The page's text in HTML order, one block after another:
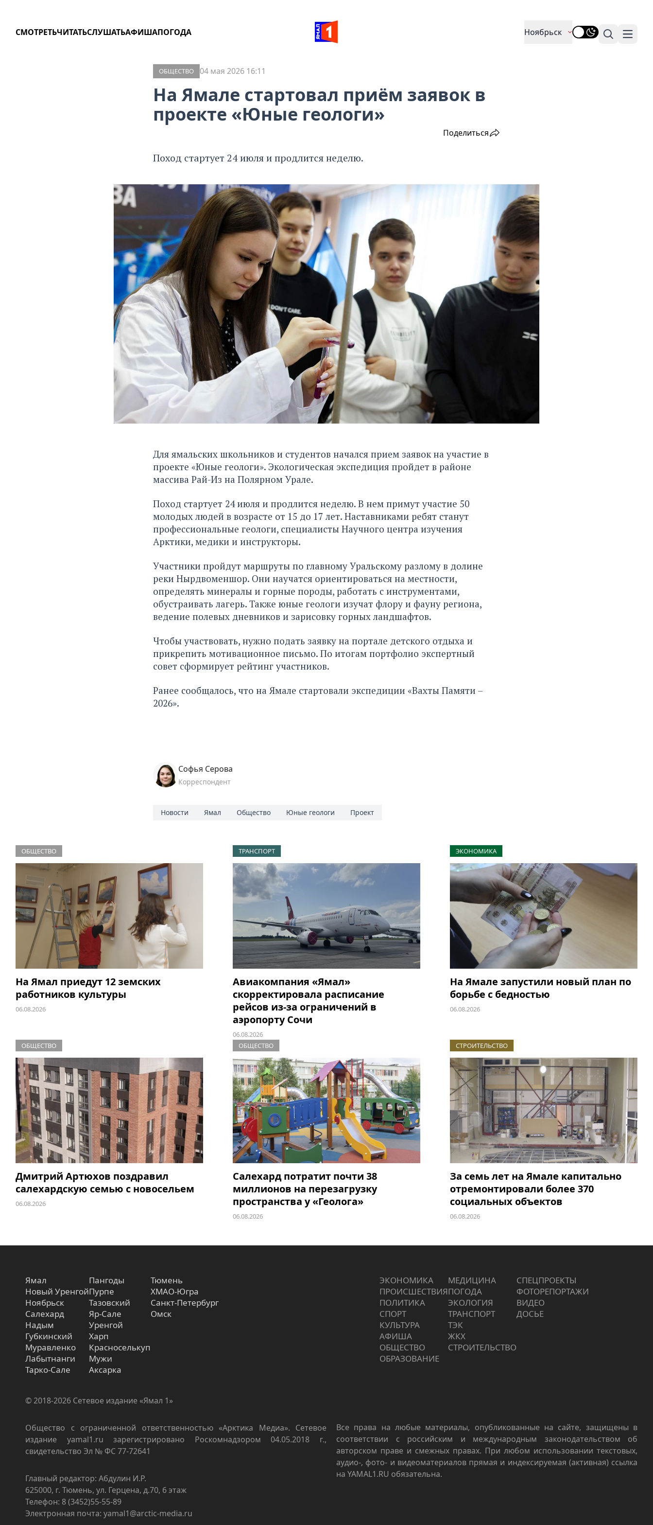
СМОТРЕТЬЧИТАТЬСЛУШАТЬАФИШАПОГОДА Ноябрьск
Поиск
ОБЩЕСТВО 04 мая 2026 16:11
На Ямале стартовал приём заявок в
проекте «Юные геологи»
Поделиться
Поход стартует 24 июля и продлится неделю.
Для ямальских школьников и студентов начался прием заявок на участие в
проекте «Юные геологи». Экологическая экспедиция пройдет в районе
массива Рай-Из на Полярном Урале.
Поход стартует 24 июля и продлится неделю. В нем примут участие 50
молодых людей в возрасте от 15 до 17 лет. Наставниками ребят станут
профессиональные геологи, специалисты Научного центра изучения
Арктики, медики и инструкторы.
Участники пройдут маршруты по главному Уральскому разлому в долине
реки Нырдвоменшор. Они научатся ориентироваться на местности,
определять минералы и горные породы, работать с инструментами,
обустраивать лагерь. Также юные геологи изучат флору и фауну региона,
ведение полевых дневников и зарисовку горных ландшафтов.
Чтобы участвовать, нужно подать заявку на портале детского отдыха и
прикрепить мотивационное письмо. По итогам портфолио экспертный
совет сформирует рейтинг участников.
Ранее сообщалось, что на Ямале стартовали экспедиции «Вахты Памяти –
2026».
Софья Серова
Корреспондент
Новости Ямал Общество Юные геологи Проект
ОБЩЕСТВО
На Ямал приедут 12 земских
работников культуры
06.08.2026
ТРАНСПОРТ
Авиакомпания «Ямал»
скорректировала расписание
рейсов из-за ограничений в
аэропорту Сочи
06.08.2026
ЭКОНОМИКА
На Ямале запустили новый план по
борьбе с бедностью
06.08.2026
ОБЩЕСТВО
Дмитрий Артюхов поздравил
салехардскую семью с новосельем
06.08.2026
ОБЩЕСТВО
Салехард потратит почти 38
миллионов на перезагрузку
пространства у «Геолога»
06.08.2026
СТРОИТЕЛЬСТВО
За семь лет на Ямале капитально
отремонтировали более 370
социальных объектов
06.08.2026
Ямал
Новый Уренгой
Ноябрьск
Салехард
Надым
Губкинский
Муравленко
Лабытнанги
Тарко-Сале
Пангоды
Пурпе
Тазовский
Яр-Сале
Уренгой
Харп
Красноселькуп
Мужи
Аксарка
Тюмень
ХМАО-Югра
Санкт-Петербург
Омск
ЭКОНОМИКА
ПРОИCШЕСТВИЯ
ПОЛИТИКА
СПОРТ
КУЛЬТУРА
АФИША
ОБЩЕСТВО
ОБРАЗОВАНИЕ
МЕДИЦИНА
ПОГОДА
ЭКОЛОГИЯ
ТРАНСПОРТ
ТЭК
ЖКХ
СТРОИТЕЛЬСТВО
СПЕЦПРОЕКТЫ
ФОТОРЕПОРТАЖИ
ВИДЕО
ДОСЬЕ
© 2018-2026 Сетевое издание «Ямал 1»
Общество с ограниченной ответственностью «Арктика Медиа». Сетевое
издание yamal1.ru зарегистрировано Роскомнадзором 04.05.2018 г.,
свидетельство Эл № ФС 77-72641
Главный редактор: Абдулин И.Р.
625000, г. Тюмень, ул. Герцена, д.70, 6 этаж
Телефон: 8 (3452)55-55-89
Электронная почта: yamal1@arctic-media.ru
Все права на любые материалы, опубликованные на сайте, защищены в
соответствии с российским и международным законодательством об
авторском праве и смежных правах. При любом использовании текстовых,
аудио-, фото- и видеоматериалов прямая и индексируемая (активная) ссылка
на YAMAL1.RU обязательна.